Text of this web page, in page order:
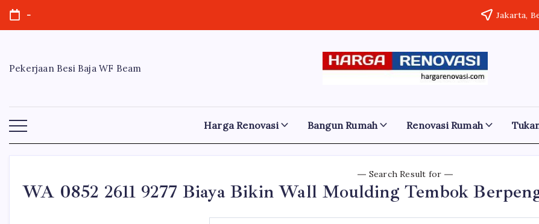
Skip
content
- Jakarta,
Pekerjaan Besi Baja WF Beam
Harga
Bangun
Rumah
Murah
Jakarta
Jasa
Bangun
dan
Rumah
Bali
Harga Renovasi Bangun Rumah Renovasi Rumah
Search Result for
WA 0852 2611 9277 Biaya Bikin Wall Moulding Tembok